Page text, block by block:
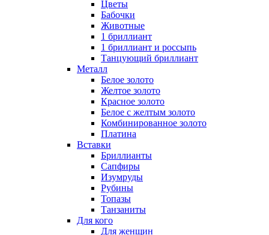
Цветы
Бабочки
Животные
1 бриллиант
1 бриллиант и россыпь
Танцующий бриллиант
Металл
Белое золото
Желтое золото
Красное золото
Белое с желтым золото
Комбинированное золото
Платина
Вставки
Бриллианты
Сапфиры
Изумруды
Рубины
Топазы
Танзаниты
Для кого
Для женщин